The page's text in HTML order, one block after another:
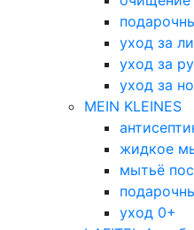
уход за
уход за
уход за
MEIN KLEINES
жидкое
мытьё
уход 0+